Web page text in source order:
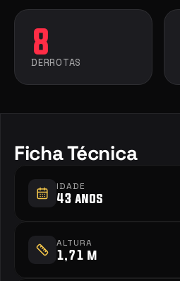
8
DERROTAS
Ficha Técnica
IDADE
43 anos
ALTURA
1,71 m